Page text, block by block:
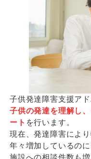
子供発達障害支援アド
子供の発達を理解し
ート を行います。
現在、発達障害によ
年々増加しているの